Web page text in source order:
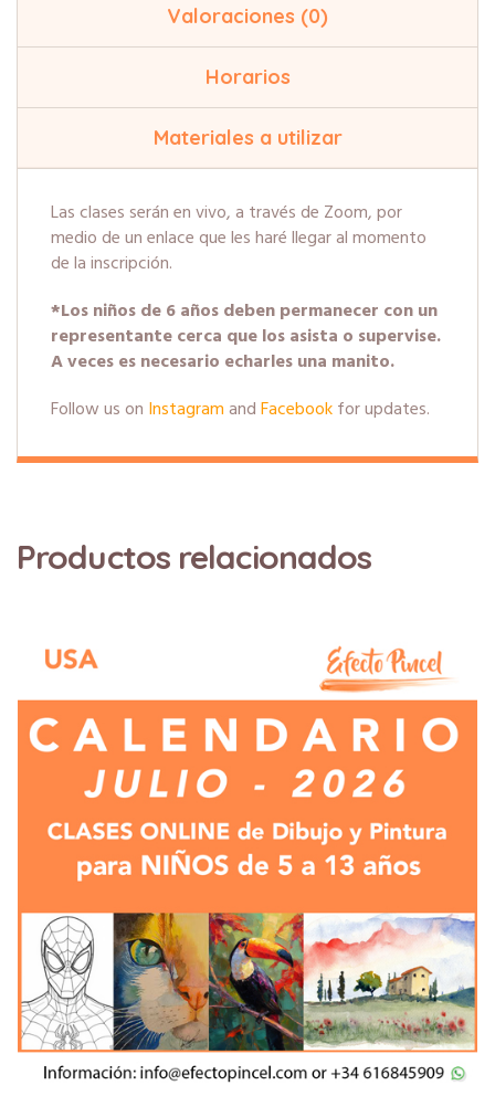
Valoraciones (0)
Horarios
Materiales a utilizar
Las clases serán en vivo, a través de Zoom, por
medio de un enlace que les haré llegar al momento
de la inscripción.
*Los niños de 6 años deben permanecer con un
representante cerca que los asista o supervise.
A veces es necesario echarles una manito.
Follow us on InstagramandFacebookfor updates.
Productos relacionados